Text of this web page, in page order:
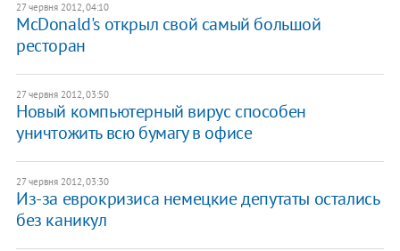
27 червня 2012, 04:10
McDonald's открыл свой самый большой
ресторан
27 червня 2012, 03:50
Новый компьютерный вирус способен
уничтожить всю бумагу в офисе
27 червня 2012, 03:30
Из-за еврокризиса немецкие депутаты остались
без каникул